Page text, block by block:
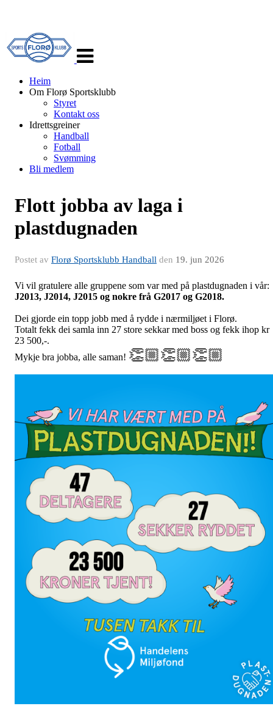
navigasjon
Heim
Om Florø Sportsklubb
Styret
Kontakt oss
Idrettsgreiner
Handball
Fotball
Svømming
Bli medlem
Flott jobba av laga i
plastdugnaden
Postet av Florø Sportsklubb Handball den 19. jun 2026
Vi vil gratulere alle gruppene som var med på plastdugnaden i vår:
J2013, J2014, J2015 og nokre frå G2017 og G2018.
Dei gjorde ein topp jobb med å rydde i nærmiljøet i Florø.
Totalt fekk dei samla inn 27 store sekkar med boss og fekk ihop kr
23 500,-.
Mykje bra jobba, alle saman! 👏🏼👏🏼👏🏼